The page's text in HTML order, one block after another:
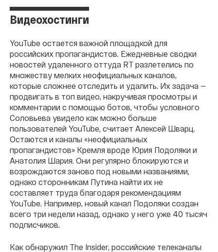
Видеохостинги
YouTube остается важной площадкой для
российских пропагандистов. Ежедневные сводки
новостей удаленного оттуда RT разлетелись по
множеству мелких неофициальных каналов,
которые сложнее отследить и удалить. Их задача —
продвигать в топ видео, накручивая просмотры и
комментарии с помощью ботов, чтобы условного
Соловьева увидело как можно больше
пользователей YouTube, считает Алексей Шварц.
Остаются и каналы «неофициальных
пропагандистов» Кремля вроде Юрия Подоляки и
Анатолия Шария. Они регулярно блокируются и
возрождаются заново под новыми названиями,
однако сторонникам Путина найти их не
составляет труда благодаря рекомендациям
YouTube. Например, новый канал Подоляки создан
всего три недели назад, однако у него уже 40 тысяч
подписчиков.
Как обнаружил The Insider, российские телеканалы